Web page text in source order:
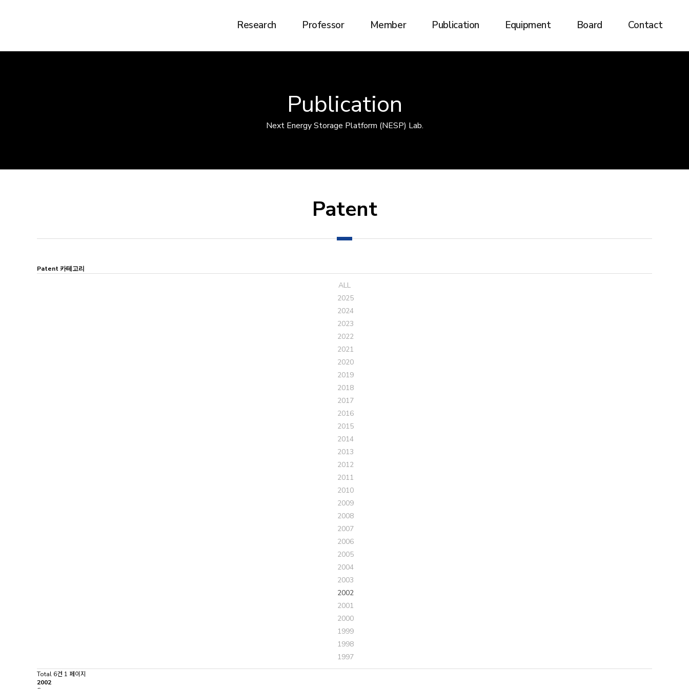
Research Professor Member Publication Equipment Board Contact
Publication
Next Energy Storage Platform (NESP) Lab.
Patent
Patent 카테고리
ALL
2025
2024
2023
2022
2021
2020
2019
2018
2017
2016
2015
2014
2013
2012
2011
2010
2009
2008
2007
2006
2005
2004
2003
2002
2001
2000
1999
1998
1997
Total 6건 1 페이지
2002